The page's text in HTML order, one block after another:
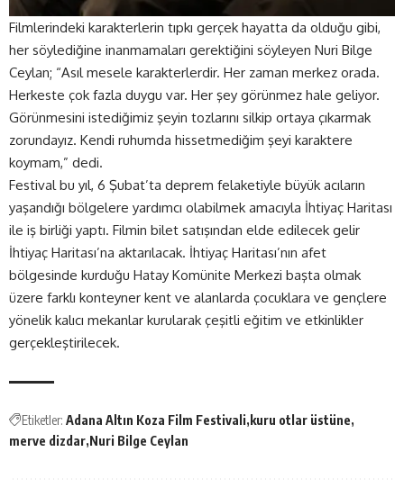
Filmlerindeki karakterlerin tıpkı gerçek hayatta da olduğu gibi,
her söylediğine inanmamaları gerektiğini söyleyen Nuri Bilge
Ceylan; “Asıl mesele karakterlerdir. Her zaman merkez orada.
Herkeste çok fazla duygu var. Her şey görünmez hale geliyor.
Görünmesini istediğimiz şeyin tozlarını silkip ortaya çıkarmak
zorundayız. Kendi ruhumda hissetmediğim şeyi karaktere
koymam,” dedi.
Festival bu yıl, 6 Şubat’ta deprem felaketiyle büyük acıların
yaşandığı bölgelere yardımcı olabilmek amacıyla İhtiyaç Haritası
ile iş birliği yaptı. Filmin bilet satışından elde edilecek gelir
İhtiyaç Haritası’na aktarılacak. İhtiyaç Haritası’nın afet
bölgesinde kurduğu Hatay Komünite Merkezi başta olmak
üzere farklı konteyner kent ve alanlarda çocuklara ve gençlere
yönelik kalıcı mekanlar kurularak çeşitli eğitim ve etkinlikler
gerçekleştirilecek.
Etiketler: Adana Altın Koza Film Festivali kuru otlar üstüne
merve dizdar Nuri Bilge Ceylan